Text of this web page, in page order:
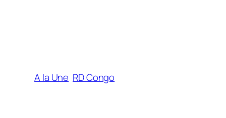
A la Une RD Congo